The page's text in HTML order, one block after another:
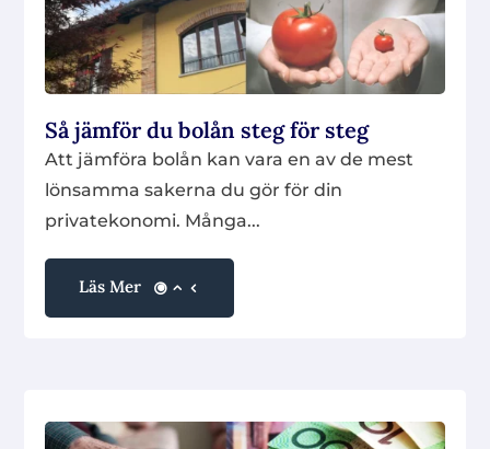
Så jämför du bolån steg för steg
Att jämföra bolån kan vara en av de mest
lönsamma sakerna du gör för din
privatekonomi. Många...
Läs Mer